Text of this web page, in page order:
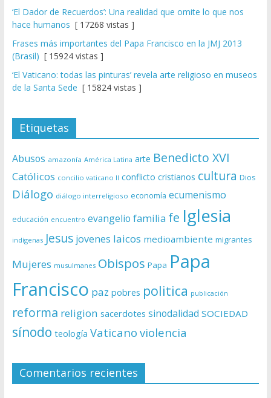
‘El Dador de Recuerdos’: Una realidad que omite lo que nos
hace humanos [ 17268 vistas ]
Frases más importantes del Papa Francisco en la JMJ 2013
(Brasil) [ 15924 vistas ]
‘El Vaticano: todas las pinturas’ revela arte religioso en museos
de la Santa Sede [ 15824 vistas ]
Etiquetas
Abusos amazonía América Latina arte Benedicto XVI
Católicos concilio vaticano II conflicto cristianos cultura Dios
Diálogo diálogo interreligioso economía ecumenismo
educación encuentro evangelio familia fe Iglesia
indígenas Jesus jovenes laicos medioambiente migrantes
Mujeres musulmanes Obispos Papa Papa
Francisco paz pobres politica publicación
reforma religion sacerdotes sinodalidad SOCIEDAD
sínodo teología Vaticano violencia
Comentarios recientes